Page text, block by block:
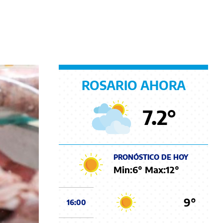
ROSARIO AHORA
7.2°
PRONÓSTICO DE HOY
Min:6° Max:12°
16:00 9°